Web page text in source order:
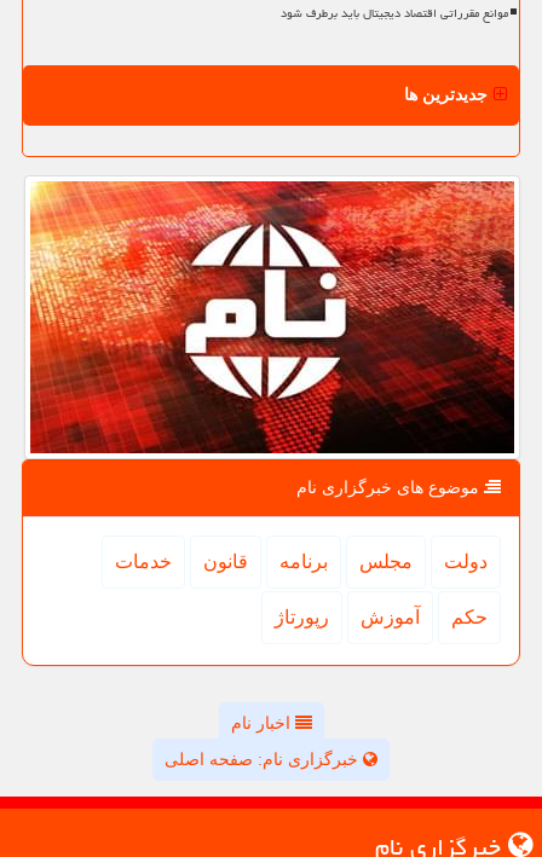
موانع مقرراتی اقتصاد دیجیتال باید برطرف شود
جدیدترین ها
موضوع های خبرگزاری نام
دولت مجلس برنامه قانون خدمات
حكم آموزش رپورتاژ
اخبار نام
خبرگزاری نام: صفحه اصلی